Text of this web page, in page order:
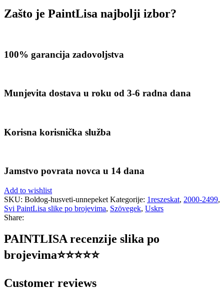
Zašto je PaintLisa najbolji izbor?
100% garancija zadovoljstva
Munjevita dostava u roku od 3-6 radna dana
Korisna korisnička služba
Jamstvo povrata novca u 14 dana
Add to wishlist
SKU: Boldog-husveti-unnepeket Kategorije: 1reszeskat, 2000-2499,
Svi PaintLisa slike po brojevima, Szövegek, Uskrs
Share:
PAINTLISA recenzije slika po
brojevima⭐️⭐️⭐️⭐️⭐️
Customer reviews